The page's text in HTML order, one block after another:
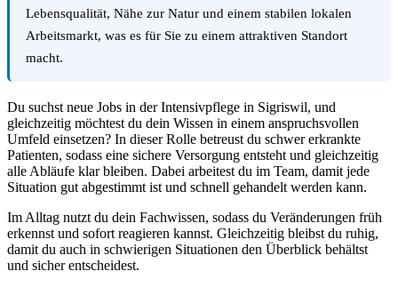
Lebensqualität, Nähe zur Natur und einem stabilen lokalen
Arbeitsmarkt, was es für Sie zu einem attraktiven Standort
macht.
Du suchst neue Jobs in der Intensivpflege in Sigriswil, und
gleichzeitig möchtest du dein Wissen in einem anspruchsvollen
Umfeld einsetzen? In dieser Rolle betreust du schwer erkrankte
Patienten, sodass eine sichere Versorgung entsteht und gleichzeitig
alle Abläufe klar bleiben. Dabei arbeitest du im Team, damit jede
Situation gut abgestimmt ist und schnell gehandelt werden kann.
Im Alltag nutzt du dein Fachwissen, sodass du Veränderungen früh
erkennst und sofort reagieren kannst. Gleichzeitig bleibst du ruhig,
damit du auch in schwierigen Situationen den Überblick behältst
und sicher entscheidest.